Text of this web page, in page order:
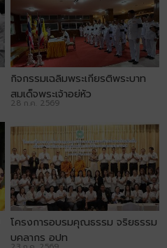
กิจกรรมเฉลิมพระเกียรติพระบาท
สมเด็จพระเจ้าอยู่หัว
28 ก.ค. 2569
โครงการอบรมคุณธรรม จริยธรรม
บุคลากร อปท